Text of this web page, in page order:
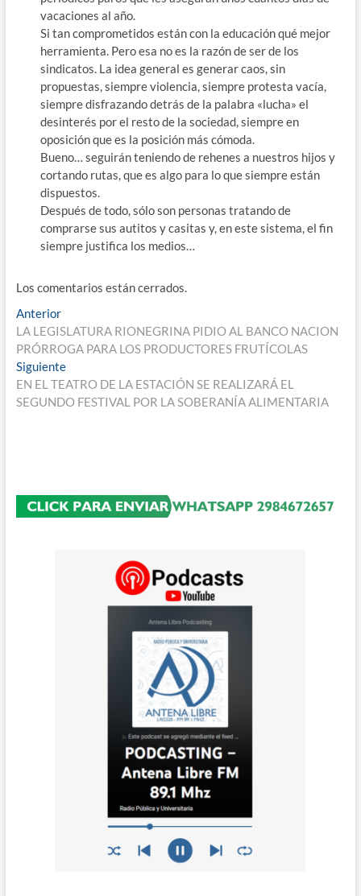
vacaciones al año.
Si tan comprometidos están con la educación qué mejor
herramienta. Pero esa no es la razón de ser de los
sindicatos. La idea general es generar caos, sin
propuestas, siempre violencia, siempre protesta vacía,
siempre disfrazando detrás de la palabra «lucha» el
desinterés por el resto de la sociedad, siempre en
oposición que es la posición más cómoda.
Bueno… seguirán teniendo de rehenes a nuestros hijos y
cortando rutas, que es algo para lo que siempre están
dispuestos.
Después de todo, sólo son personas tratando de
comprarse sus autitos y casitas y, en este sistema, el fin
siempre justifica los medios…
Los comentarios están cerrados.
Navegación
de
entradas
AnteriorEntrada
anterior:
LA LEGISLATURA RIONEGRINA PIDIO AL BANCO NACION
PRÓRROGA PARA LOS PRODUCTORES FRUTÍCOLAS
SiguienteEntrada
siguiente:
EN EL TEATRO DE LA ESTACIÓN SE REALIZARÁ EL
SEGUNDO FESTIVAL POR LA SOBERANÍA ALIMENTARIA